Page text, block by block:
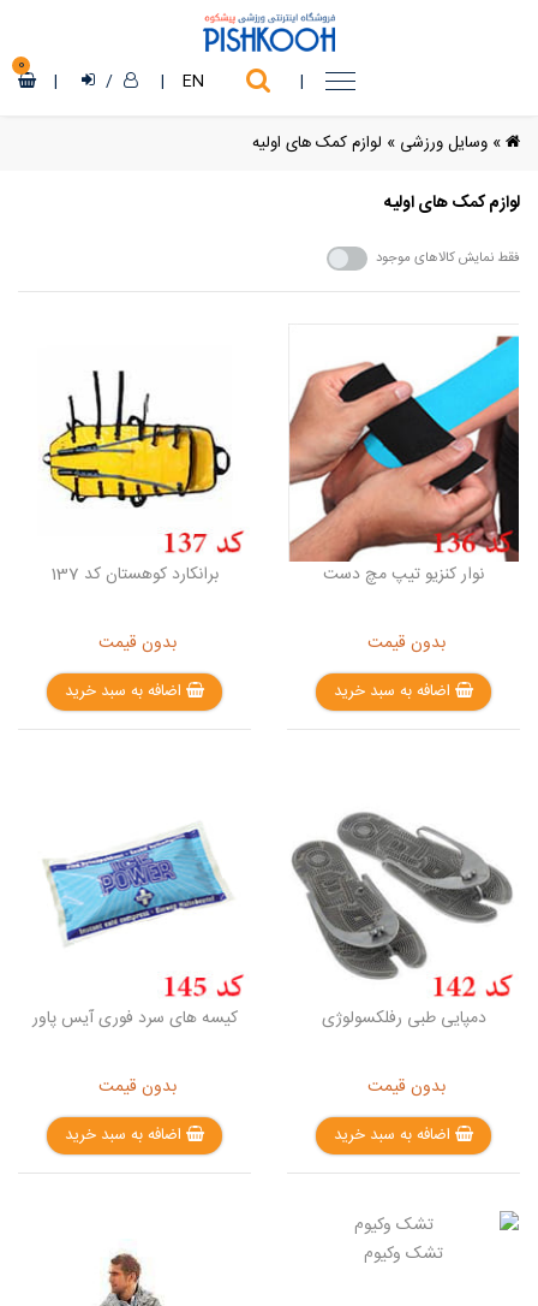
|
EN
|
/
|
0
» وسایل ورزشی » لوازم کمک های اولیه
لوازم کمک های اولیه
فقط نمایش کالاهای موجود
نوار کنزیو تیپ مچ دست
بدون قیمت
اضافه به سبد خرید
برانکارد کوهستان کد 137
بدون قیمت
اضافه به سبد خرید
دمپایی طبی رفلکسولوژی
بدون قیمت
اضافه به سبد خرید
کیسه های سرد فوری آیس پاور
بدون قیمت
اضافه به سبد خرید
تشک وکیوم